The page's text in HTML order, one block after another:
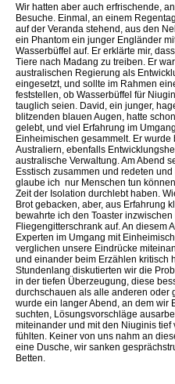
Wir hatten aber auch erfrischende,
Besuche. Einmal, an einem
auf der Veranda stehend, aus den
ein Phantom ein junger Engländer
Wasserbüffel auf. Er erklärte mir,
Tiere nach Madang zu treiben. Er
australischen Regierung als
eingesetzt, und sollte im Rahmen
feststellen, ob Wasserbüffel für
tauglich seien. David, ein junger,
blitzenden blauen Augen, hatte
gelebt, und viel Erfahrung im
Einheimischen gesammelt. Er wurde
Australiern, ebenfalls
australische Verwaltung. Am Abend
Esstisch zusammen und redeten und
glaube ich  nur Menschen tun
Zeit der Isolation durchlebt haben.
Brot gebacken, aber, aus Erfahrung
bewahrte ich den Toaster
Fliegengitterschrank auf. An diesem
Experten im Umgang mit
verglichen unsere Eindrücke
und einander beim Erzählen kritisch
Stundenlang diskutierten wir die
in der tiefen Überzeugung, diese
durchschauen als alle anderen oder
wurde ein langer Abend, an dem wir
suchten, Lösungsvorschläge
miteinander und mit den Niuginis tief
fühlten. Keiner von uns nahm an
eine Dusche, wir sanken
Betten.